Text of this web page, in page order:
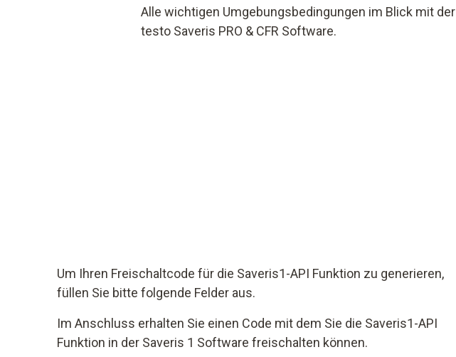
Alle wichtigen Umgebungs­bedingungen im Blick mit der
testo Saveris PRO & CFR Software.
Um Ihren Freischaltcode für die Saveris1-API Funktion zu generieren,
füllen Sie bitte folgende Felder aus.
Im Anschluss erhalten Sie einen Code mit dem Sie die Saveris1-API
Funktion in der Saveris 1 Software freischalten können.